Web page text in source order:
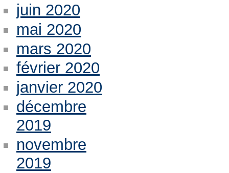
juin 2020
mai 2020
mars 2020
février 2020
janvier 2020
décembre
2019
novembre
2019